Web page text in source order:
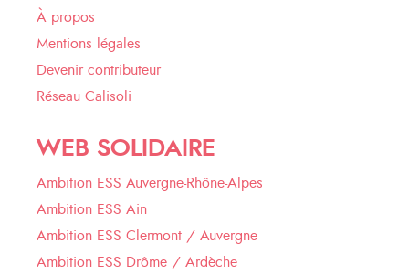
À propos
Mentions légales
Devenir contributeur
Réseau Calisoli
WEB SOLIDAIRE
Ambition ESS Auvergne-Rhône-Alpes
Ambition ESS Ain
Ambition ESS Clermont / Auvergne
Ambition ESS Drôme / Ardèche